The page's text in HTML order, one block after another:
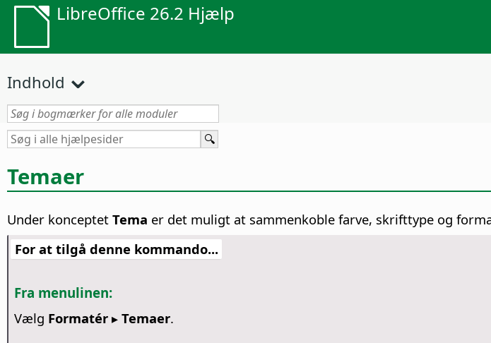
LibreOffice 26.2 Hjælp
Indhold
Temaer
Under konceptet Tema er det muligt at sammenkoble farve, skrifttype og
For at tilgå denne kommando...
Fra menulinen:
Vælg Formatér ▸ Temaer.